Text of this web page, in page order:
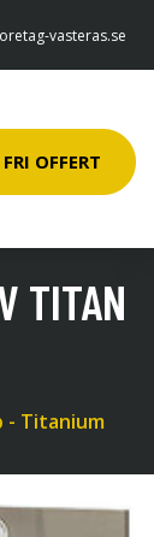
vasteras.se
FRI OFFERT
TITAN
- Titanium